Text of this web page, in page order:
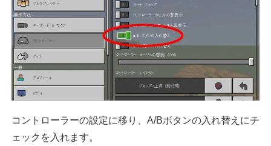
コントローラーの設定に移り、A/Bボタンの入れ替えにチ
ェックを入れます。